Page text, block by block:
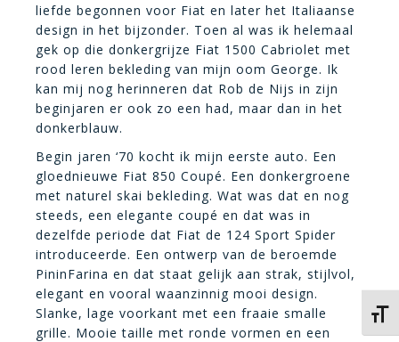
liefde begonnen voor Fiat en later het Italiaanse
design in het bijzonder. Toen al was ik helemaal
gek op die donkergrijze Fiat 1500 Cabriolet met
rood leren bekleding van mijn oom George. Ik
kan mij nog herinneren dat Rob de Nijs in zijn
beginjaren er ook zo een had, maar dan in het
donkerblauw.
Begin jaren ‘70 kocht ik mijn eerste auto. Een
gloednieuwe Fiat 850 Coupé. Een donkergroene
met naturel skai bekleding. Wat was dat en nog
steeds, een elegante coupé en dat was in
dezelfde periode dat Fiat de 124 Sport Spider
introduceerde. Een ontwerp van de beroemde
PininFarina en dat staat gelijk aan strak, stijlvol,
elegant en vooral waanzinnig mooi design.
Slanke, lage voorkant met een fraaie smalle
grille. Mooie taille met ronde vormen en een